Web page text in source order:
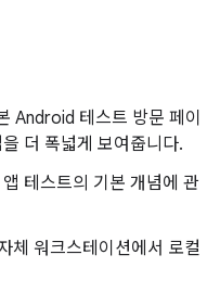
Android 테스트 방문 페이
더 폭넓게 보여줍니다.
테스트의 기본 개념에 관
체 워크스테이션에서 로컬